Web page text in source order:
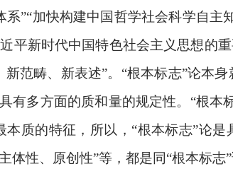
”“加快构建中国哲学社会科学自主
新时代中国特色社会主义思想的
范畴、新表述”。“根本标志”论本
多方面的质和量的规定性。“根本
质的特征，所以，“根本标志”论
性、原创性”等，都是同“根本标志